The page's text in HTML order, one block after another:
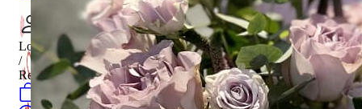
Login
/
Register
0 öğeler